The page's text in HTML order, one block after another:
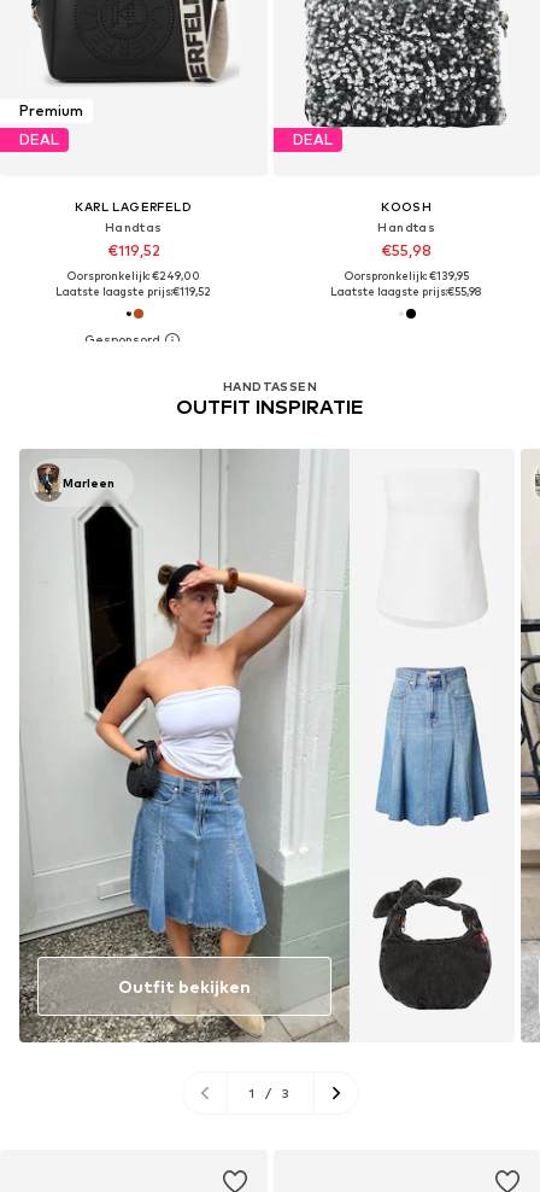
Premium
DEAL
KARL LAGERFELD
Handtas
€119,52
Oorspronkelijk: €249,00
Laatste laagste prijs:€119,52
HANDTASSEN
OUTFIT INSPIRATIE
Marleen
Outfit bekijken
1 / 3
DEAL
KOOSH
Handtas
€55,98
Oorspronkelijk: €139,95
Laatste laagste prijs:€55,98